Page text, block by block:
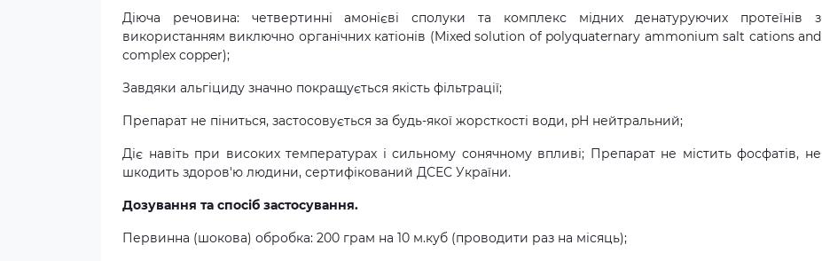
Діюча речовина: четвертинні амонієві сполуки та комплекс мідних денатуруючих протеїнів з
використанням виключно органічних катіонів (Mixed solution of polyquaternary ammonium salt cations and
complex copper);
Завдяки альгіциду значно покращується якість фільтрації;
Препарат не піниться, застосовується за будь-якої жорсткості води, pH нейтральний;
Діє навіть при високих температурах і сильному сонячному впливі; Препарат не містить фосфатів, не
шкодить здоров'ю людини, сертифікований ДСЕС України.
Дозування та спосіб застосування.
Первинна (шокова) обробка: 200 грам на 10 м.куб (проводити раз на місяць);